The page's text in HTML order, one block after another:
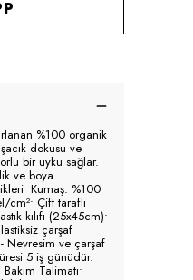
%100 organik
dokusu ve
bir uyku sağlar.
ve boya
Kumaş: %100
cm²• Çift taraflı
kılıfı (25x45cm)•
çarşaf
Nevresim ve çarşaf
5 iş günüdür.
Talimatı•